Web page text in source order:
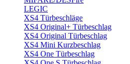
LEGIC
XS4 Türbeschläge
XS4 Original+ Türbeschlag
XS4 Original Türbeschlag
XS4 Mini Kurzbeschlag
XS4 One Türbeschlag